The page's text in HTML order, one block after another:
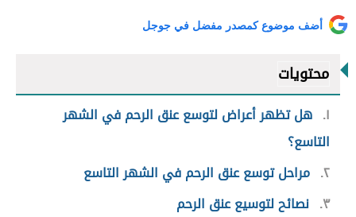
أضف موضوع كمصدر مفضل في جوجل
محتويات
١ هل تظهر أعراض لتوسع عنق الرحم في الشهر
التاسع؟
٢ مراحل توسع عنق الرحم في الشهر التاسع
٣ نصائح لتوسيع عنق الرحم